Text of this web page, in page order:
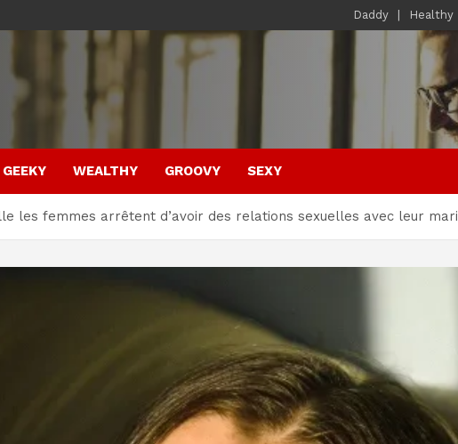
Daddy Healthy
GEEKY WEALTHY GROOVY SEXY
les femmes arrêtent d’avoir des relations sexuelles avec leur mari